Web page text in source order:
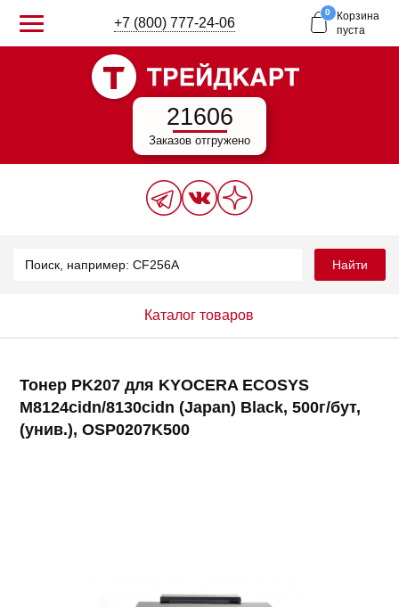
+7 (800) 777-24-06
0
Корзина
пуста
21606
Заказов отгружено
Найти
Каталог товаров
Тонер PK207 для KYOCERA ECOSYS
M8124cidn/8130cidn (Japan) Black, 500г/бут,
(унив.), OSP0207K500